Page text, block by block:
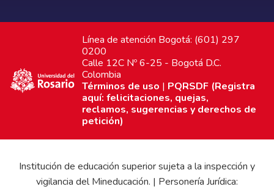
Línea de atención Bogotá: (601) 297
0200
Calle 12C Nº 6-25 - Bogotá D.C.
Colombia
Términos de uso | PQRSDF (Registra
aquí: felicitaciones, quejas,
reclamos, sugerencias y derechos de
petición)
Institución de educación superior sujeta a la inspección y
vigilancia del Mineducación. | Personería Jurídica: